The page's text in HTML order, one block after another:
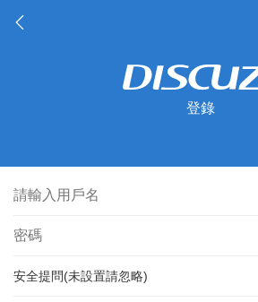
登錄
安全提問(未設置請忽略)